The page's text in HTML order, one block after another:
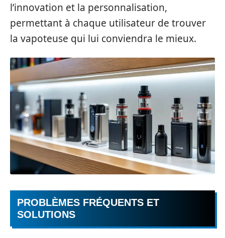
l’innovation et la personnalisation,
permettant à chaque utilisateur de trouver
la vapoteuse qui lui conviendra le mieux.
PROBLÈMES FRÉQUENTS ET
SOLUTIONS